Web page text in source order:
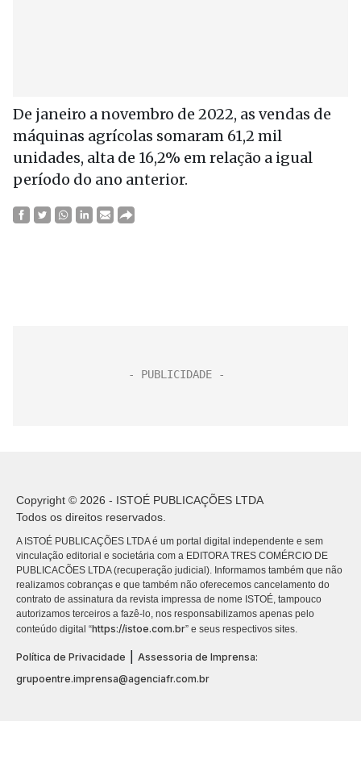
De janeiro a novembro de 2022, as vendas de
máquinas agrícolas somaram 61,2 mil
unidades, alta de 16,2% em relação a igual
período do ano anterior.
Copyright © 2026 - ISTOÉ PUBLICAÇÕES LTDA
Todos os direitos reservados.
A ISTOÉ PUBLICAÇÕES LTDA é um portal digital independente e sem
vinculação editorial e societária com a EDITORA TRES COMÉRCIO DE
PUBLICACÕES LTDA (recuperação judicial). Informamos também que não
realizamos cobranças e que também não oferecemos cancelamento do
contrato de assinatura da revista impressa de nome ISTOÉ, tampouco
autorizamos terceiros a fazê-lo, nos responsabilizamos apenas pelo
conteúdo digital “https://istoe.com.br” e seus respectivos sites.
Política de Privacidade
Assessoria de Imprensa:
grupoentre.imprensa@agenciafr.com.br